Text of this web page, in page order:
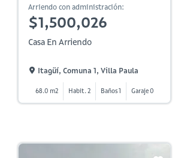
Arriendo con administración:
$1,500,026
Casa En Arriendo
Itagüí, Comuna 1, Villa Paula
68.0 m2 Habit. 2 Baños 1 Garaje 0